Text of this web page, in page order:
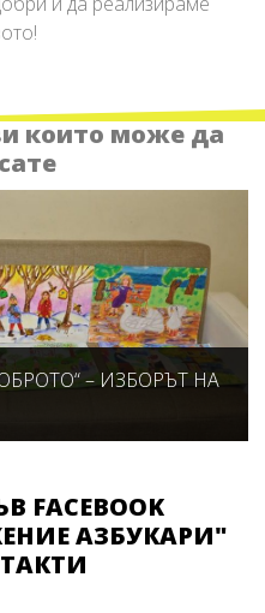
които може да
– ИЗБОРЪТ НА
FACEBOOK
АЗБУКАРИ"